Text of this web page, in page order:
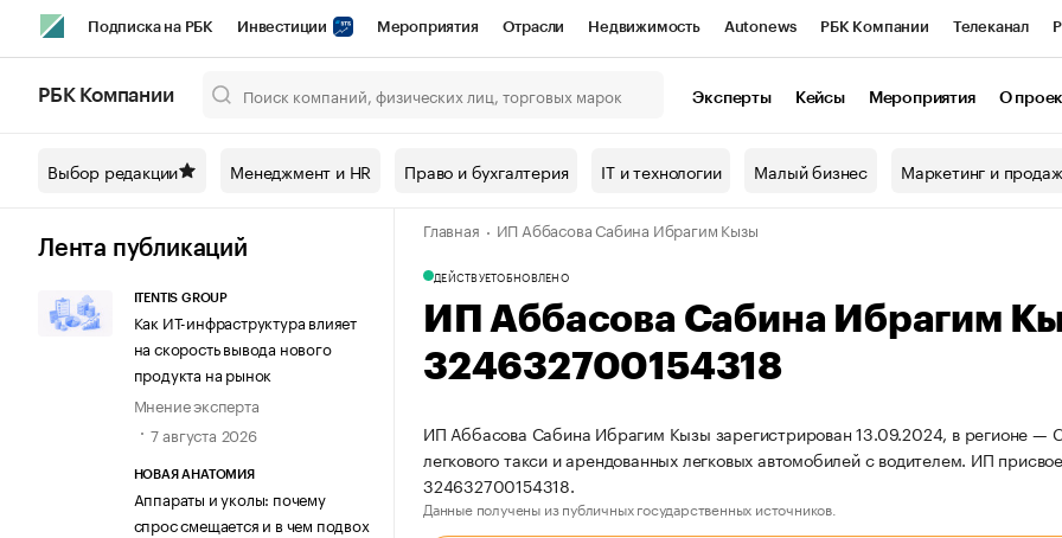
Подписка на РБК Инвестиции Мероприятия Отрасли Недвижимость Autonews РБК Компании Телеканал
Спецпроекты СПб Конференции СПб Спецпроекты Проверка контрагентов
Технологии и медиа Рынок наличной валюты
РБК Компании Эксперты Кейсы Мероприятия О
Выбор редакции Менеджмент и HR Право и бухгалтерия IT и технологии Малый бизнес Маркетинг и
Лента публикаций
ITENTIS GROUP
Как ИТ-инфраструктура влияет
на скорость вывода нового
продукта на рынок
Мнение эксперта
7 августа 2026
НОВАЯ АНАТОМИЯ
Аппараты и уколы: почему
спрос смещается и в чем подвох
Главная ИП Аббасова Сабина Ибрагим Кызы
ДЕЙСТВУЕТОБНОВЛЕНО
ИП Аббасова Сабина Ибрагим
324632700154318
ИП Аббасова Сабина Ибрагим Кызы зарегистрирован 13.09.2024, в регионе —
легкового такси и арендованных легковых автомобилей с водителем. ИП
324632700154318.
Данные получены из публичных государственных источников.